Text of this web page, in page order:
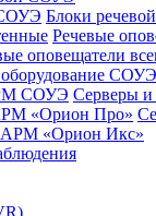
Блоки
Речевые
оповещатели
оборудование СОУЭ
СОУЭ Серверы
«Орион Про»
АРМ «Орион Икс»